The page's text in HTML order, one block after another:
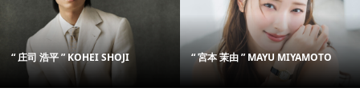
“ 庄司 浩平 ” KOHEI SHOJI “ 宮本 茉由 ” MAYU MIYAMOTO